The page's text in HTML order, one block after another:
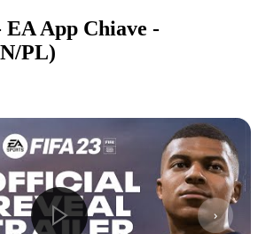
EA App Chiave -
PL)